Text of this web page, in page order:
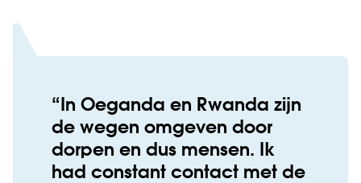
In Oeganda en Rwanda zijn
de wegen omgeven door
dorpen en dus mensen. Ik
had constant contact met de